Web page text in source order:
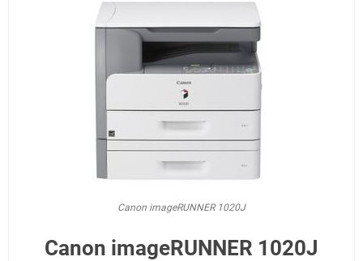
Canon imageRUNNER 1020J
Canon imageRUNNER 1020J